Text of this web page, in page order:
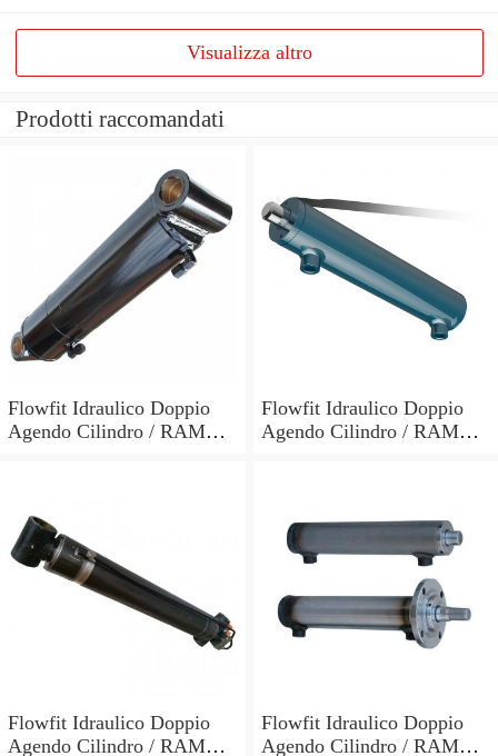
Visualizza altro
Prodotti raccomandati
Flowfit Idraulico Doppio
Agendo Cilindro / RAM
Flowfit Idraulico Doppio
Agendo Cilindro / RAM
Flowfit Idraulico Doppio
Agendo Cilindro / RAM
Flowfit Idraulico Doppio
Agendo Cilindro / RAM